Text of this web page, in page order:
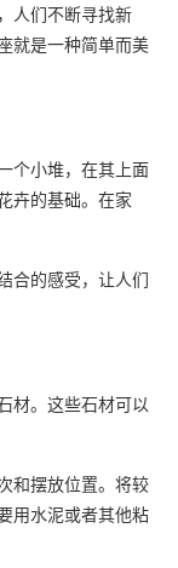
人们不断寻找新
就是一种简单而美
个小堆，在其上面
卉的基础。在家
合的感受，让人们
材。这些石材可以
和摆放位置。将较
用水泥或者其他粘